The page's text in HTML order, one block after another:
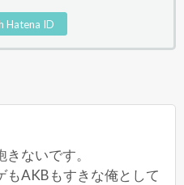
Hatena ID
ないです。
もAKBもすきな俺として